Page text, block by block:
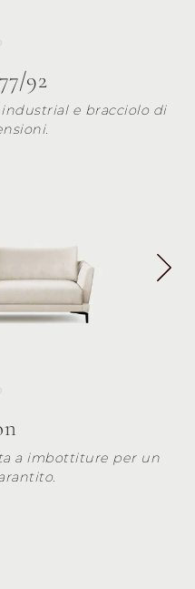
92
e bracciolo di
a imbottiture per un